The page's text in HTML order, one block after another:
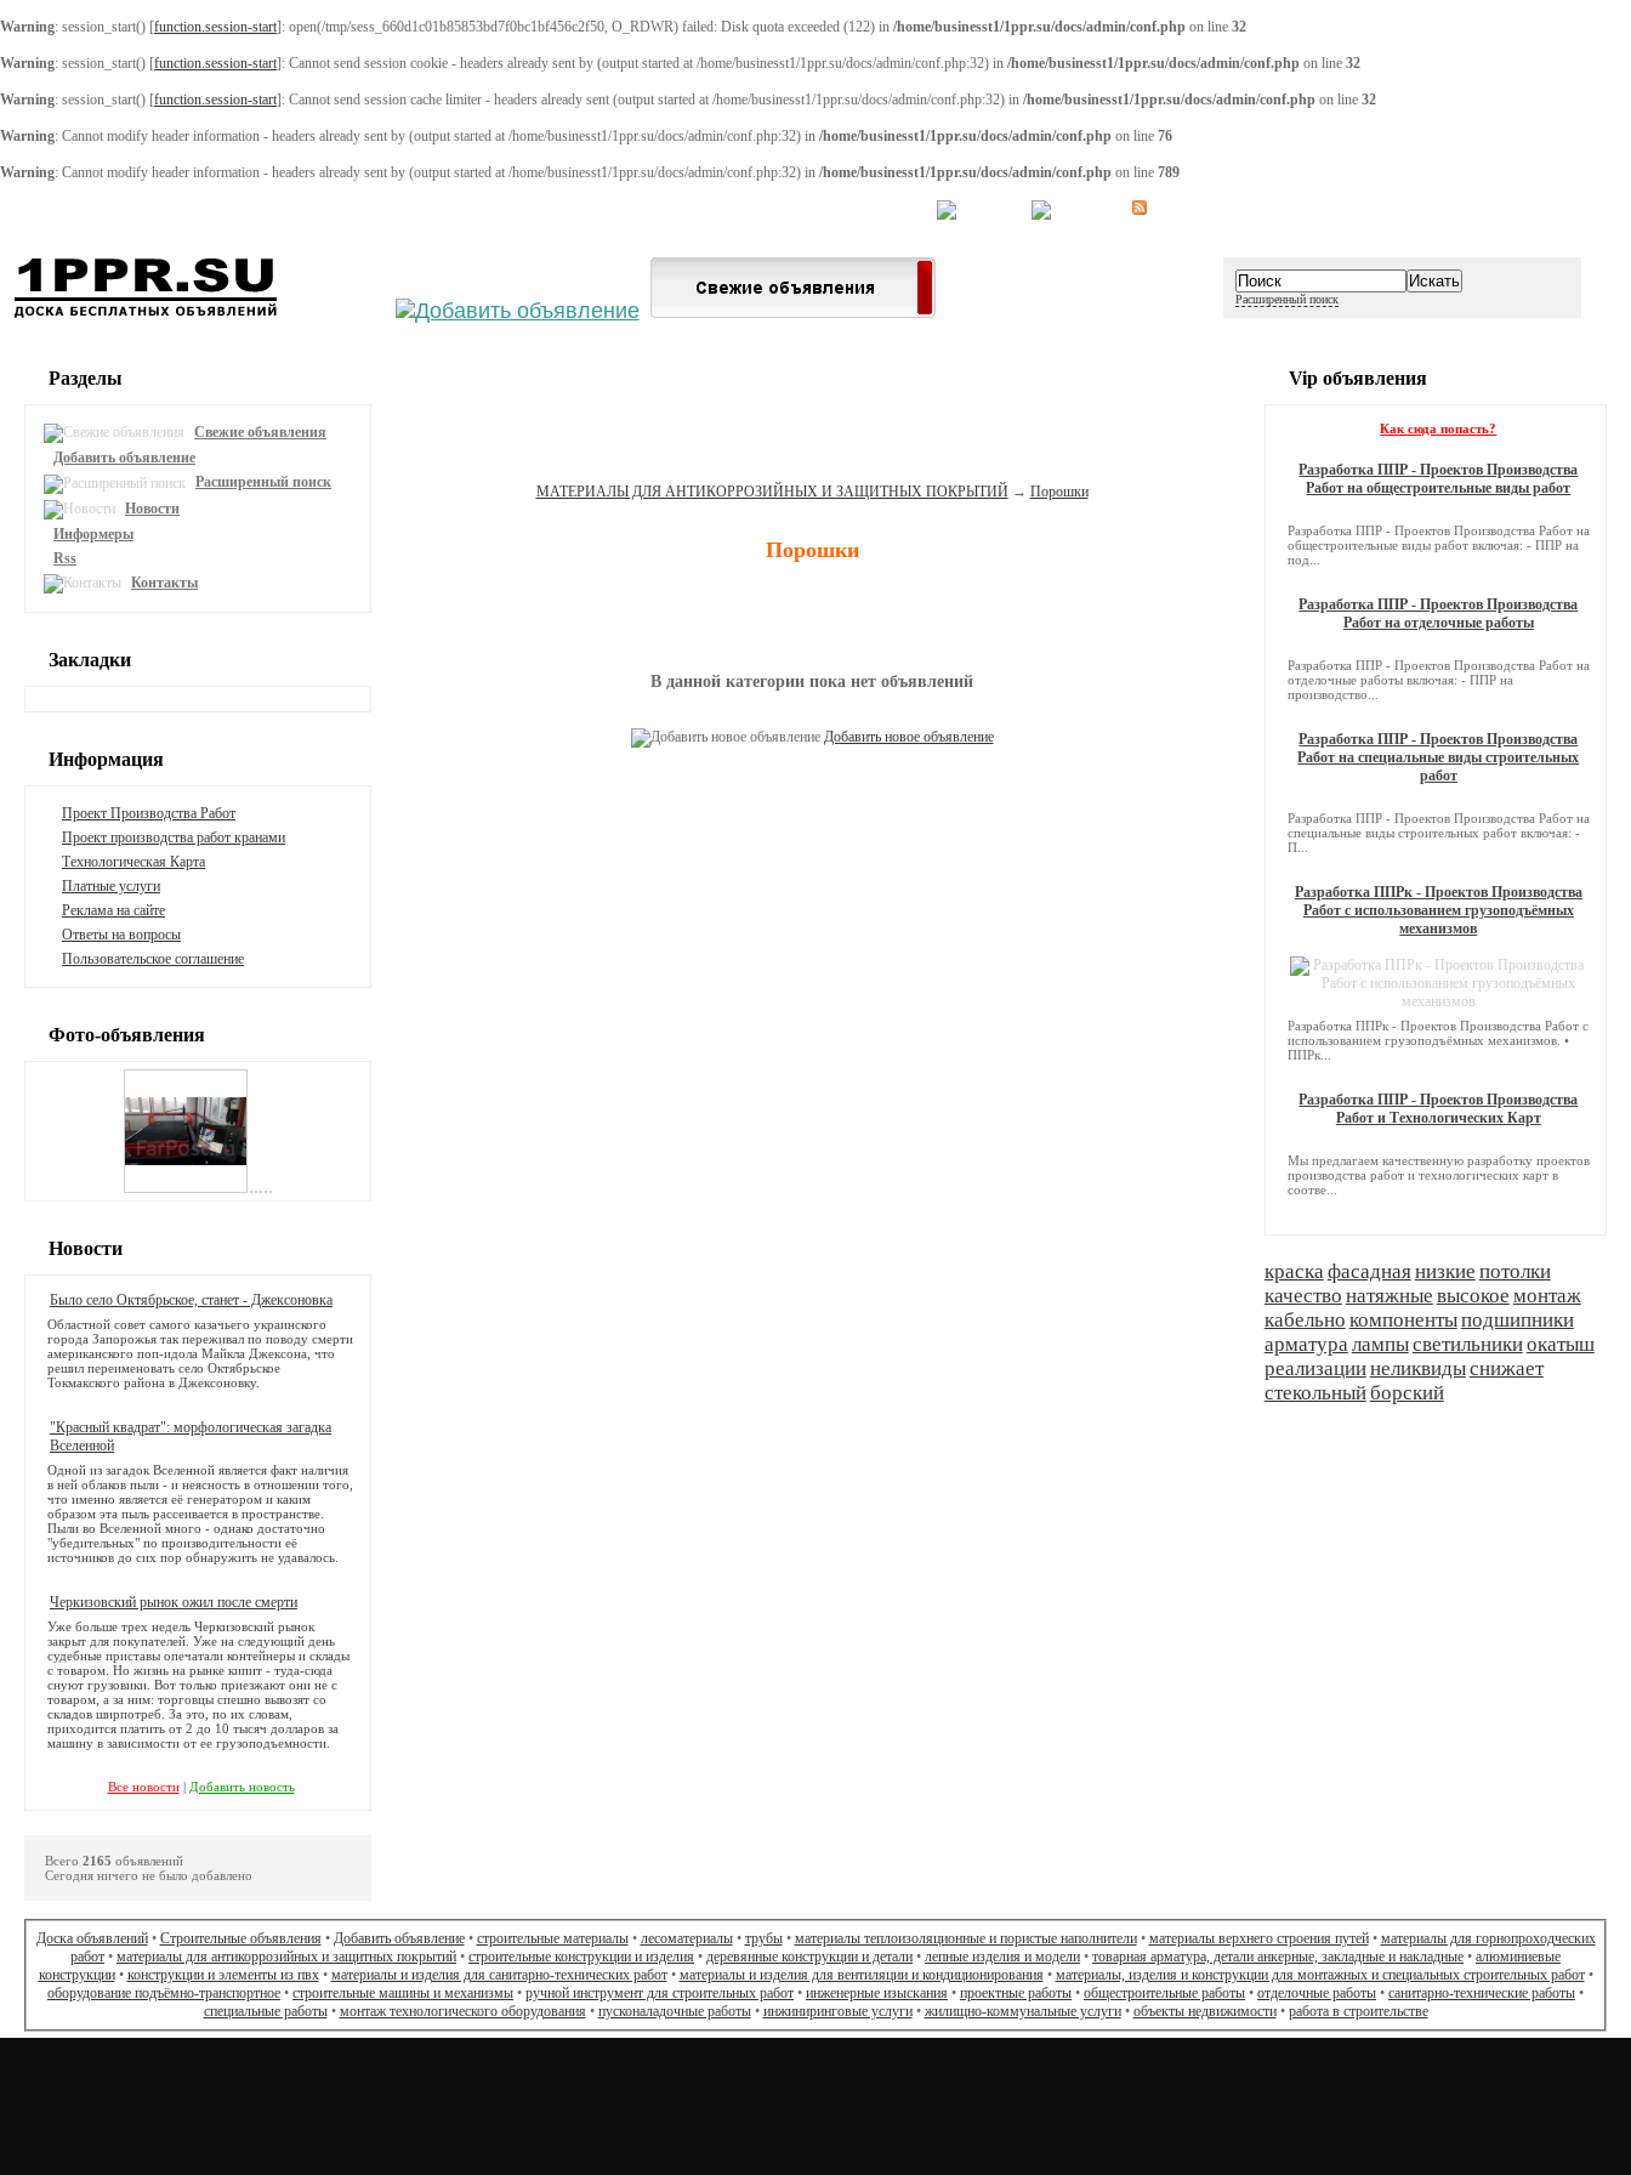
Warning: session_start() [function.session-start]: open(/tmp/sess_660d1c01b85853bd7f0bc1bf456c2f50, O_RDWR) failed: Disk quota exceeded (122) in /home/businesst1/1ppr.su/docs/admin/conf.php on line 32
Warning: session_start() [function.session-start]: Cannot send session cookie - headers already sent by (output started at /home/businesst1/1ppr.su/docs/admin/conf.php:32) in /home/businesst1/1ppr.su/docs/admin/conf.php on line 32
Warning: session_start() [function.session-start]: Cannot send session cache limiter - headers already sent (output started at /home/businesst1/1ppr.su/docs/admin/conf.php:32) in /home/businesst1/1ppr.su/docs/admin/conf.php on line 32
Warning: Cannot modify header information - headers already sent by (output started at /home/businesst1/1ppr.su/docs/admin/conf.php:32) in /home/businesst1/1ppr.su/docs/admin/conf.php on line 76
Warning: Cannot modify header information - headers already sent by (output started at /home/businesst1/1ppr.su/docs/admin/conf.php:32) in /home/businesst1/1ppr.su/docs/admin/conf.php on line 789
Расширенный поиск
МАТЕРИАЛЫ ДЛЯ АНТИКОРРОЗИЙНЫХ И ЗАЩИТНЫХ ПОКРЫТИЙ → Порошки
Порошки
В данной категории пока нет объявлений
Добавить новое объявление
Разделы
Свежие объявления
Добавить объявление
Расширенный поиск
Новости
Информеры
Rss
Контакты
Закладки
Информация
Проект Производства Работ
Проект производства работ кранами
Технологическая Карта
Платные услуги
Реклама на сайте
Ответы на вопросы
Пользовательское соглашение
Фото-объявления
Новости
Было село Октябрьское, станет - Джексоновка
Областной совет самого казачьего украинского
города Запорожья так переживал по поводу смерти
американского поп-идола Майкла Джексона, что
решил переименовать село Октябрьское
Токмакского района в Джексоновку.
"Красный квадрат": морфологическая загадка
Вселенной
Одной из загадок Вселенной является факт наличия
в ней облаков пыли - и неясность в отношении того,
что именно является её генератором и каким
образом эта пыль рассеивается в пространстве.
Пыли во Вселенной много - однако достаточно
"убедительных" по производительности её
источников до сих пор обнаружить не удавалось.
Черкизовский рынок ожил после смерти
Уже больше трех недель Черкизовский рынок
закрыт для покупателей. Уже на следующий день
судебные приставы опечатали контейнеры и склады
с товаром. Но жизнь на рынке кипит - туда-сюда
снуют грузовики. Вот только приезжают они не с
товаром, а за ним: торговцы спешно вывозят со
складов ширпотреб. За это, по их словам,
приходится платить от 2 до 10 тысяч долларов за
машину в зависимости от ее грузоподъемности.
Все новости| Добавить новость
Всего 2165 объявлений
Сегодня ничего не было добавлено
Vip объявления
Как сюда попасть?
Разработка ППР - Проектов Производства
Работ на общестроительные виды работ
Разработка ППР - Проектов Производства Работ на
общестроительные виды работ включая: - ППР на
под...
Разработка ППР - Проектов Производства
Работ на отделочные работы
Разработка ППР - Проектов Производства Работ на
отделочные работы включая: - ППР на
производство...
Разработка ППР - Проектов Производства
Работ на специальные виды строительных
работ
Разработка ППР - Проектов Производства Работ на
специальные виды строительных работ включая: -
П...
Разработка ППРк - Проектов Производства
Работ с использованием грузоподъёмных
механизмов
Разработка ППРк - Проектов Производства Работ с
использованием грузоподъёмных механизмов. •
ППРк...
Разработка ППР - Проектов Производства
Работ и Технологических Карт
Мы предлагаем качественную разработку проектов
производства работ и технологических карт в
соотве...
краскафасаднаянизкие потолки
качество натяжные высокое монтаж
кабельно компонентыподшипники
арматуралампысветильникиокатыш
реализациинеликвидыснижает
стекольныйборский
Доска объявлений• Строительные объявления • Добавить объявление• строительные материалы• лесоматериалы• трубы• материалы теплоизоляционные и пористые наполнители• материалы верхнего строения путей• материалы для горнопроходческих
работ • материалы для антикоррозийных и защитных покрытий • строительные конструкции и изделия • деревянные конструкции и детали • лепные изделия и модели • товарная арматура, детали анкерные, закладные и накладные • алюминиевые
конструкции• конструкции и элементы из пвх• материалы и изделия для санитарно-технических работ• материалы и изделия для вентиляции и кондиционирования • материалы, изделия и конструкции для монтажных и специальных строительных работ•
оборудование подъёмно-транспортное • строительные машины и механизмы • ручной инструмент для строительных работ • инженерные изыскания • проектные работы • общестроительные работы • отделочные работы • санитарно-технические работы •
специальные работы• монтаж технологического оборудования • пусконаладочные работы• инжиниринговые услуги• жилищно-коммунальные услуги• объекты недвижимости• работа в строительстве